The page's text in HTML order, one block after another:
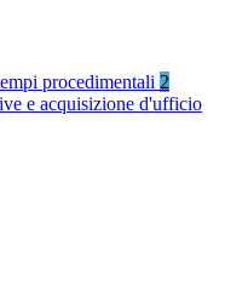
procedimentali 2
e acquisizione d'ufficio